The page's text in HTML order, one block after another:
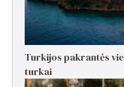
Turkijos pakrantės
turkai